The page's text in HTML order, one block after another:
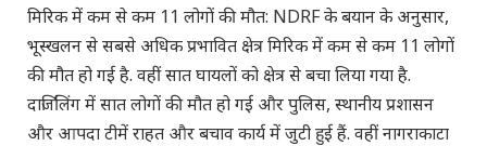
मिरिक में कम से कम 11 लोगों की मौत: NDRF के बयान के अनुसार,
भूस्खलन से सबसे अधिक प्रभावित क्षेत्र मिरिक में कम से कम 11 लोगों
की मौत हो गई है. वहीं सात घायलों को क्षेत्र से बचा लिया गया है.
दार्जिलिंग में सात लोगों की मौत हो गई और पुलिस, स्थानीय प्रशासन
और आपदा टीमें राहत और बचाव कार्य में जुटी हुई हैं. वहीं नागराकाटा